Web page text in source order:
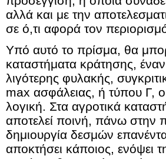
αλλά και με την
σε ό,τι αφορά τον
Υπό αυτό το πρίσμα, θα
καταστήματα κράτησης,
λιγότερης φυλακής,
max ασφάλειας, ή τύπου Γ,
λογική. Στα αγροτικά
αποτελεί ποινή, πάνω στην
δημιουργία δεσμών
αποκτήσει κάποιος, ενόψει